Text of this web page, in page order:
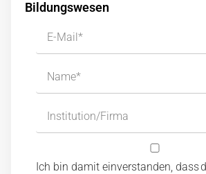
Bildungswesen
Ich bin damit einverstanden, dass